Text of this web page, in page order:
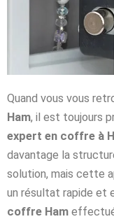
Quand vous vous
Ham, il est toujours
expert en coffre à
davantage la
solution, mais cette
un résultat rapide et
coffre Ham